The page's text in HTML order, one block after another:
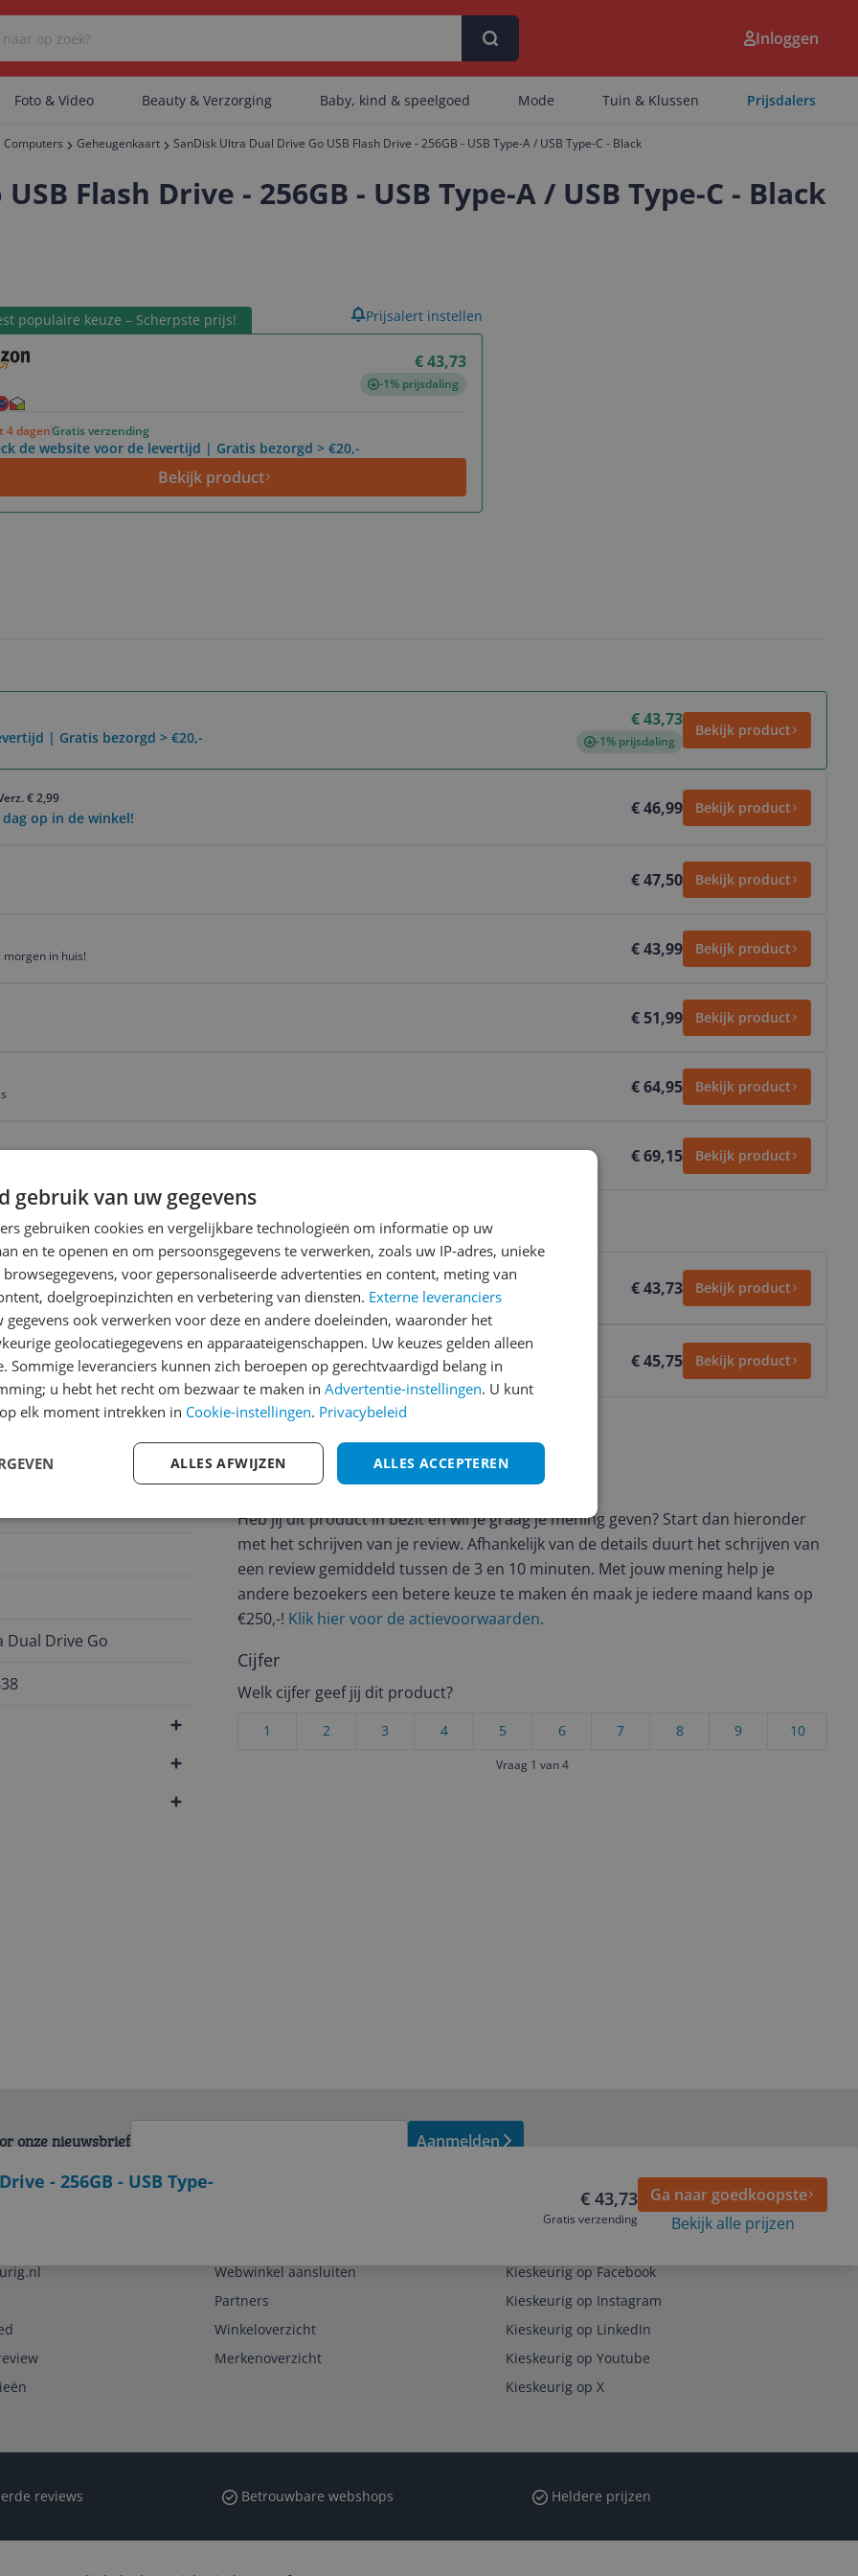
Er zijn geen categorieën gevonden.
Er zijn geen artikelen gevonden.
Inloggen
Foto & Video Beauty & Verzorging Baby, kind & speelgoed Mode Tuin & Klussen Prijsdalers
Computers Geheugenkaart SanDisk Ultra Dual Drive Go USB Flash Drive - 256GB - USB Type-A / USB Type-C - Black
Flash Drive - 256GB - USB Type-A / USB Type-C - Black
populaire keuze – Scherpste prijs!
€ 43,73
-1% prijsdaling
4 dagenGratis verzending
de website voor de levertijd | Gratis bezorgd > €20,-
Bekijk product
Prijsalert instellen
| Gratis bezorgd > €20,-
€ 43,73
-1% prijsdaling
Bekijk product
€ 2,99
op in de winkel! € 46,99 Bekijk product
€ 47,50 Bekijk product
in huis!
€ 43,99 Bekijk product
€ 51,99 Bekijk product
€ 64,95 Bekijk product
€ 69,15 Bekijk product
Gratis bezorgd > €20,- € 43,73 Bekijk product
Bedenktijd € 45,75 Bekijk product
Dual Drive Go
Reviews
Er zijn nog geen reviews geschreven
Heb jij dit product in bezit en wil je graag je mening geven? Start dan hieronder
met het schrijven van je review. Afhankelijk van de details duurt het schrijven van
een review gemiddeld tussen de 3 en 10 minuten. Met jouw mening help je
andere bezoekers een betere keuze te maken én maak je iedere maand kans op
€250,-! Klik hier voor de actievoorwaarden.
Cijfer
Welk cijfer geef jij dit product?
10
9
8
7
6
5
4
3
2
1
Vraag 1 van 4
- 256GB - USB Type-
€ 43,73
Gratis verzending
Ga naar goedkoopste
Bekijk alle prijzen
onze nieuwsbrief Aanmelden
Webwinkel aansluiten
Partners
Winkeloverzicht
Merkenoverzicht
Kieskeurig op Facebook
Kieskeurig op Instagram
Kieskeurig op LinkedIn
Kieskeurig op Youtube
Kieskeurig op X
reviews Betrouwbare webshops Heldere prijzen
gebruik van uw gegevens
gebruiken cookies en vergelijkbare technologieën om informatie op uw
en te openen en om persoonsgegevens te verwerken, zoals uw IP-adres, unieke
voor gepersonaliseerde advertenties en content, meting van
doelgroepinzichten en verbetering van diensten. Externe leveranciers
gegevens ook verwerken voor deze en andere doeleinden, waaronder het
geolocatiegegevens en apparaateigenschappen. Uw keuzes gelden alleen
Sommige leveranciers kunnen zich beroepen op gerechtvaardigd belang in
u hebt het recht om bezwaar te maken in Advertentie-instellingen. U kunt
elk moment intrekken in Cookie-instellingen. Privacybeleid
ALLES ACCEPTEREN
ALLES AFWIJZEN